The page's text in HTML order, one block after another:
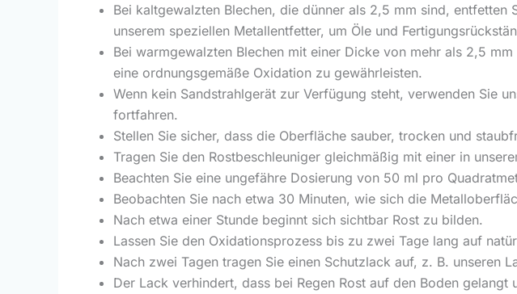
Bei kaltgewalzten Blechen, die dünner als 2,5 mm sind,
unserem speziellen Metallentfetter, um Öle und
Bei warmgewalzten Blechen mit einer Dicke von mehr als 2,5
eine ordnungsgemäße Oxidation zu gewährleisten.
Wenn kein Sandstrahlgerät zur Verfügung steht, verwenden Sie
fortfahren.
Stellen Sie sicher, dass die Oberfläche sauber, trocken und
Tragen Sie den Rostbeschleuniger gleichmäßig mit einer in
Beachten Sie eine ungefähre Dosierung von 50 ml pro
Beobachten Sie nach etwa 30 Minuten, wie sich die
Nach etwa einer Stunde beginnt sich sichtbar Rost zu bilden.
Lassen Sie den Oxidationsprozess bis zu zwei Tage lang auf
Nach zwei Tagen tragen Sie einen Schutzlack auf, z. B. unseren
Der Lack verhindert, dass bei Regen Rost auf den Boden